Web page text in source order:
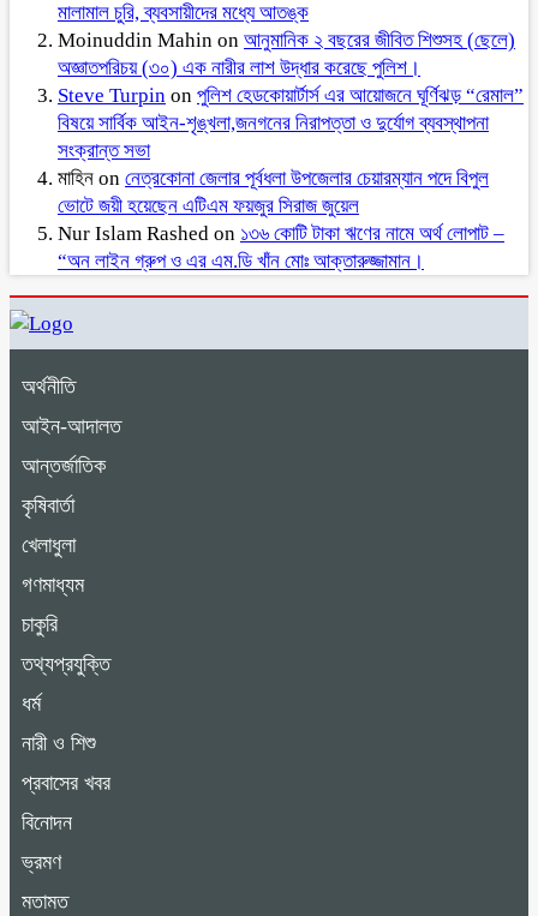
মালামাল চুরি, ব্যবসায়ীদের মধ্যে আতঙ্ক
Moinuddin Mahin on আনুমানিক ২ বছরের জীবিত শিশুসহ (ছেলে)
অজ্ঞাতপরিচয় (৩০) এক নারীর লাশ উদ্ধার করেছে পুলিশ।
Steve Turpin on পুলিশ হেডকোয়ার্টার্স এর আয়োজনে ঘূর্ণিঝড় “রেমাল”
বিষয়ে সার্বিক আইন-শৃঙ্খলা,জনগনের নিরাপত্তা ও দুর্যোগ ব্যবস্থাপনা
সংক্রান্ত সভা
মাহিন on নেত্রকোনা জেলার পূর্বধলা উপজেলার চেয়ারম্যান পদে বিপুল
ভোটে জয়ী হয়েছেন এটিএম ফয়জুর সিরাজ জুয়েল
Nur Islam Rashed on ১৩৬ কোটি টাকা ঋণের নামে অর্থ লোপাট –
“অন লাইন গ্রুপ ও এর এম.ডি খাঁন মোঃ আক্তারুজ্জামান।
অর্থনীতি
আইন-আদালত
আন্তর্জাতিক
কৃষিবার্তা
খেলাধুলা
গণমাধ্যম
চাকুরি
তথ্যপ্রযুক্তি
ধর্ম
নারী ও শিশু
প্রবাসের খবর
বিনোদন
ভ্রমণ
মতামত